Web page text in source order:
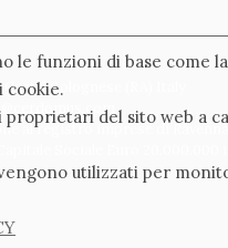
Bolognese (RA) Italy
al registro imprese di Ravenna
Sociale Euro 20.000.000
le funzioni di base come
cookie.
proprietari del sito web a
utilizzati per